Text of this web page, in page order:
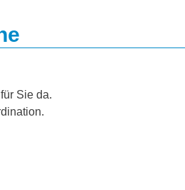
Sie da.